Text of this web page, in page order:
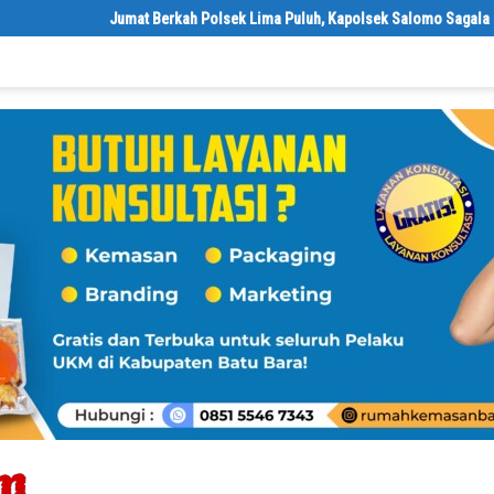
Jumat Berkah Polsek Lima Puluh, Kapolsek Salomo Sagala Salurkan